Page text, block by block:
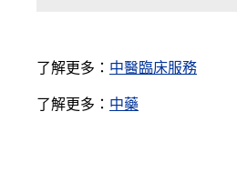
了解更多： 中醫臨床服務
了解更多： 中藥